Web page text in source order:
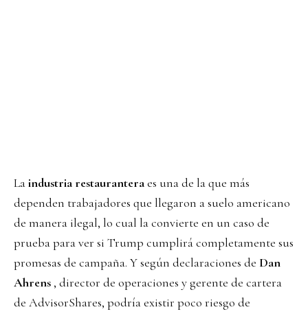
Laindustria restauranteraes una de la que más
dependen trabajadores que llegaron a suelo americano
de manera ilegal, lo cual la convierte en un caso de
prueba para ver si Trump cumplirá completamente sus
promesas de campaña. Y según declaraciones de Dan
Ahrens , director de operaciones y gerente de cartera
de AdvisorShares, podría existir poco riesgo de